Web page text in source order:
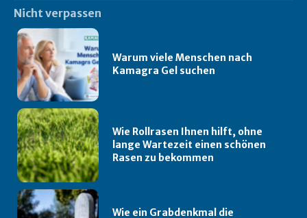
Nicht verpassen
Warum viele Menschen nach
Kamagra Gel suchen
Wie Rollrasen Ihnen hilft, ohne
lange Wartezeit einen schönen
Rasen zu bekommen
Wie ein Grabdenkmal die